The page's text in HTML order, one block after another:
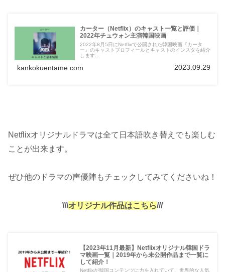
カーター（Netflix）のキャスト一覧と評価｜
2022年チュウォン主演韓国映画
2022年8月5日にNetflixで公開された韓国映画『カータ
ー』のキャストプロフィールとキャストのインスタを紹介
します...
kankokuentame.com 2023.09.29
Netflixオリジナルドラマは全て日本語吹き替えでも楽しむ
ことが出来ます。
ぜひ他のドラマの声優陣もチェックしてみてくださいね！
\\\オリジナル作品はこちら///
【2023年11月最新】Netflixオリジナル韓国ドラ
マ映画一覧｜2019年から未公開作品まで一覧に
して紹介！
Netflixが韓国コンテンツに力を入れていて、世界的な人気